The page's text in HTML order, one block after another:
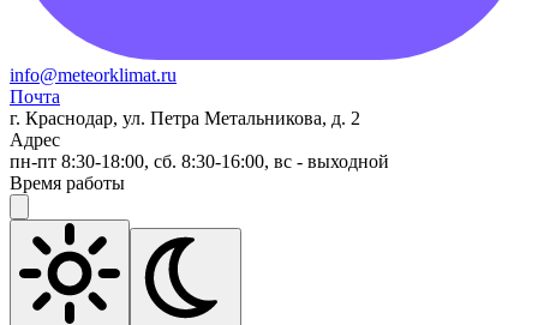
info@meteorklimat.ru
Почта
г. Краснодар, ул. Петра Метальникова, д. 2
Адрес
пн-пт 8:30-18:00, сб. 8:30-16:00, вс - выходной
Время работы